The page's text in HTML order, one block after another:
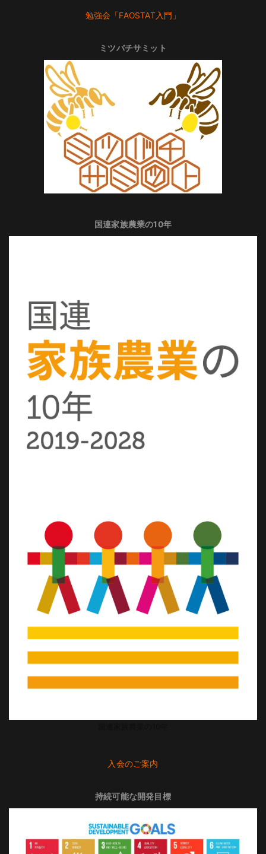
勉強会「FAOSTAT入門」
ミツバチサミット
国連家族農業の10年
入会のご案内
持続可能な開発目標